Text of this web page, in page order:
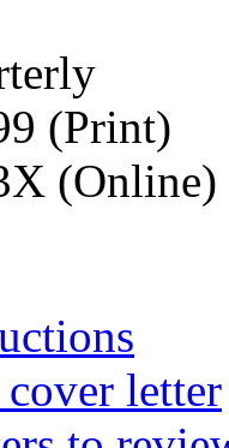
(Print)
(Online)
letter